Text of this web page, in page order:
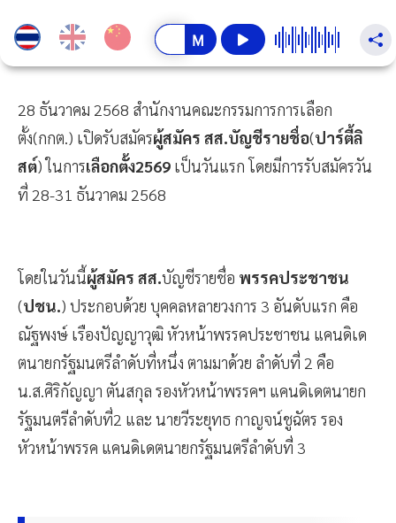
28 ธันวาคม 2568 สำนักงานคณะกรรมการการเลือก
ตั้ง(กกต.) เปิดรับสมัครผู้สมัคร สส.บัญชีรายชื่อ(ปาร์ตี้ลิ
สต์) ในการเลือกตั้ง2569 เป็นวันแรก โดยมีการรับสมัครวัน
ที่ 28-31 ธันวาคม 2568
โดยในวันนี้ผู้สมัคร สส.บัญชีรายชื่อ พรรคประชาชน
(ปชน.) ประกอบด้วย บุคคลหลายวงการ 3 อันดับแรก คือ
ณัฐพงษ์ เรืองปัญญาวุฒิ หัวหน้าพรรคประชาชน แคนดิเด
ตนายกรัฐมนตรีลำดับที่หนึ่ง ตามมาด้วย ลำดับที่ 2 คือ
น.ส.ศิริกัญญา ตันสกุล รองหัวหน้าพรรคฯ แคนดิเดตนายก
รัฐมนตรีลำดับที่2 และ นายวีระยุทธ กาญจน์ชูฉัตร รอง
หัวหน้าพรรค แคนดิเดตนายกรัฐมนตรีลำดับที่ 3